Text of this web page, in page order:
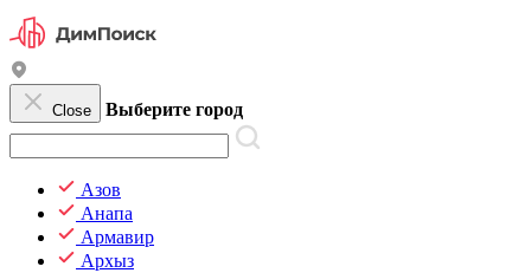
Close Выберите город
Азов
Анапа
Армавир
Архыз